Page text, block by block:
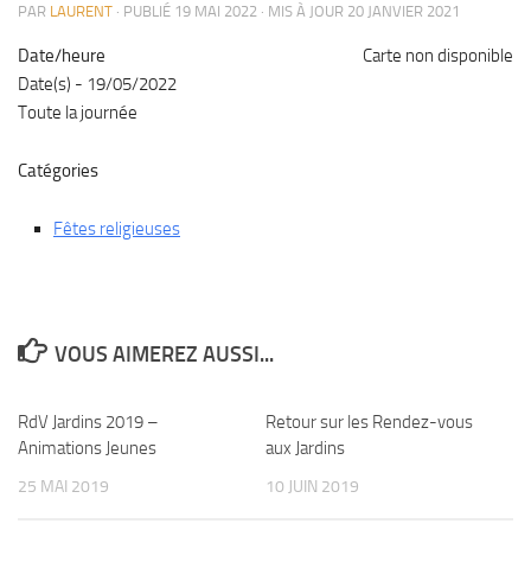
PAR LAURENT · PUBLIÉ 19 MAI 2022 · MIS À JOUR 20 JANVIER 2021
Carte non disponible
Date/heure
Date(s) - 19/05/2022
Toute la journée
Catégories
Fêtes religieuses
VOUS AIMEREZ AUSSI...
RdV Jardins 2019 –
Animations Jeunes
25 MAI 2019
Retour sur les Rendez-vous
aux Jardins
10 JUIN 2019